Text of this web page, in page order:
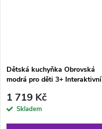
Dětská kuchyňka Obrovská
modrá pro děti 3+ Interaktivní
1 719 Kč
Skladem